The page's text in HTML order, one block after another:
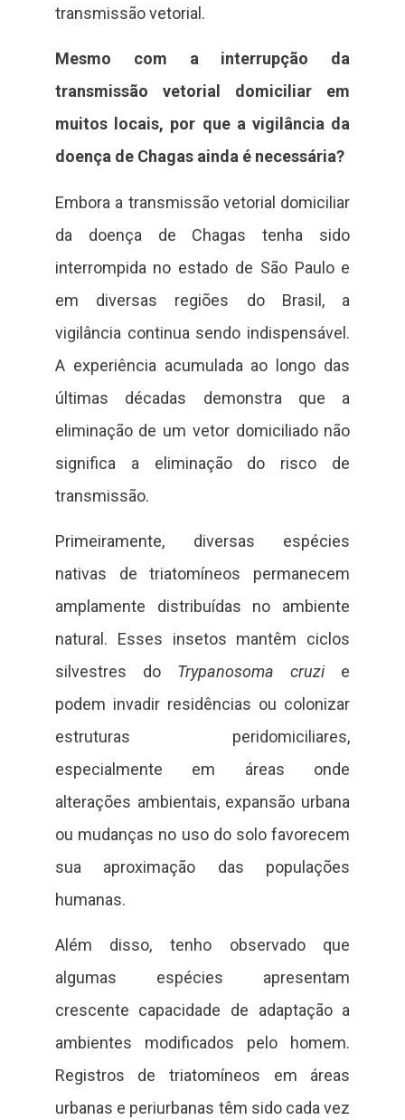
transmissão vetorial.
Mesmo com a interrupção da
transmissão vetorial domiciliar em
muitos locais, por que a vigilância da
doença de Chagas ainda é necessária?
Embora a transmissão vetorial domiciliar
da doença de Chagas tenha sido
interrompida no estado de São Paulo e
em diversas regiões do Brasil, a
vigilância continua sendo indispensável.
A experiência acumulada ao longo das
últimas décadas demonstra que a
eliminação de um vetor domiciliado não
significa a eliminação do risco de
transmissão.
Primeiramente, diversas espécies
nativas de triatomíneos permanecem
amplamente distribuídas no ambiente
natural. Esses insetos mantêm ciclos
silvestres do Trypanosoma cruzi e
podem invadir residências ou colonizar
estruturas peridomiciliares,
especialmente em áreas onde
alterações ambientais, expansão urbana
ou mudanças no uso do solo favorecem
sua aproximação das populações
humanas.
Além disso, tenho observado que
algumas espécies apresentam
crescente capacidade de adaptação a
ambientes modificados pelo homem.
Registros de triatomíneos em áreas
urbanas e periurbanas têm sido cada vez